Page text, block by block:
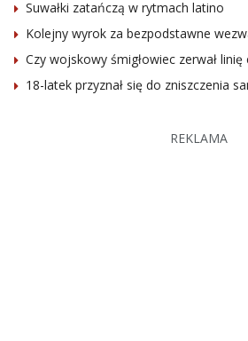
Suwałki zatańczą w rytmach latino
Kolejny wyrok za bezpodstawne
Czy wojskowy śmigłowiec zerwał linię
18-latek przyznał się do zniszczenia
REKLAMA